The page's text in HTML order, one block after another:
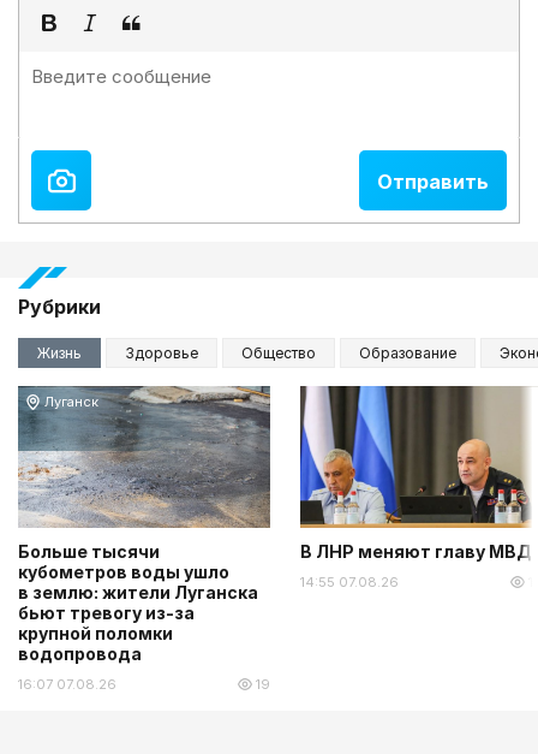
Рубрики
Жизнь Здоровье Общество Образование
Луганск
Больше тысячи
кубометров воды ушло
в землю: жители Луганска
бьют тревогу из-за
крупной поломки
водопровода
16:07 07.08.26 19
В ЛНР меняют главу МВД
14:55 07.08.26